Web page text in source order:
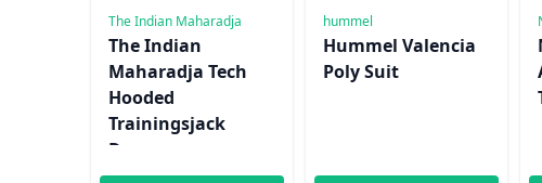
The Indian Maharadja
The Indian
Maharadja Tech
Hooded
Trainingsjack
Dames
hummel
Hummel Valencia
Poly Suit